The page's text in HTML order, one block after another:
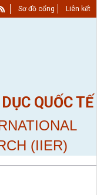
QUỐC TẾ
(IIER)
Sơ đồ cổng Liên kết